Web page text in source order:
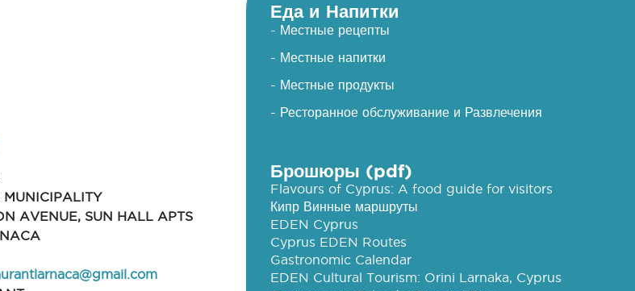
AVENUE, SUN HALL APTS
Еда и Напитки
- Местные рецепты
- Местные напитки
- Местные продукты
- Ресторанное обслуживание и Развлечения
Брошюры (pdf)
Flavours of Cyprus: A food guide for visitors
Кипр Винные маршруты
EDEN Cyprus
Cyprus EDEN Routes
Gastronomic Calendar
EDEN Cultural Tourism: Orini Larnaka, Cyprus